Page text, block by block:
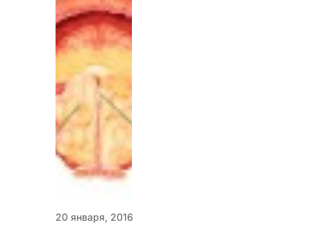
20 января, 2016